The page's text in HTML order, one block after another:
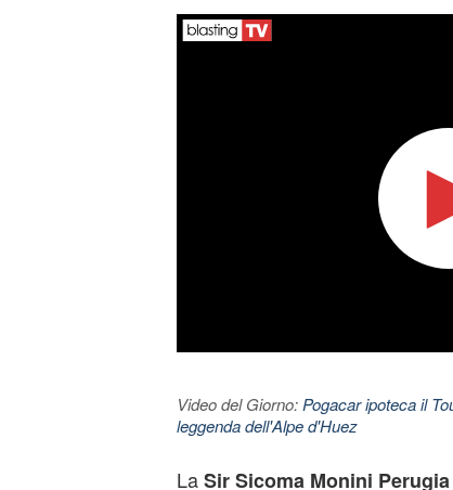
Video del Giorno: Pogacar ipoteca il
leggenda dell'Alpe d'Huez
LaSir Sicoma Monini Perugia